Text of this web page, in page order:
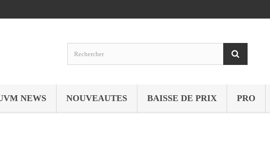
NEWS NOUVEAUTES BAISSE DE PRIX PRO